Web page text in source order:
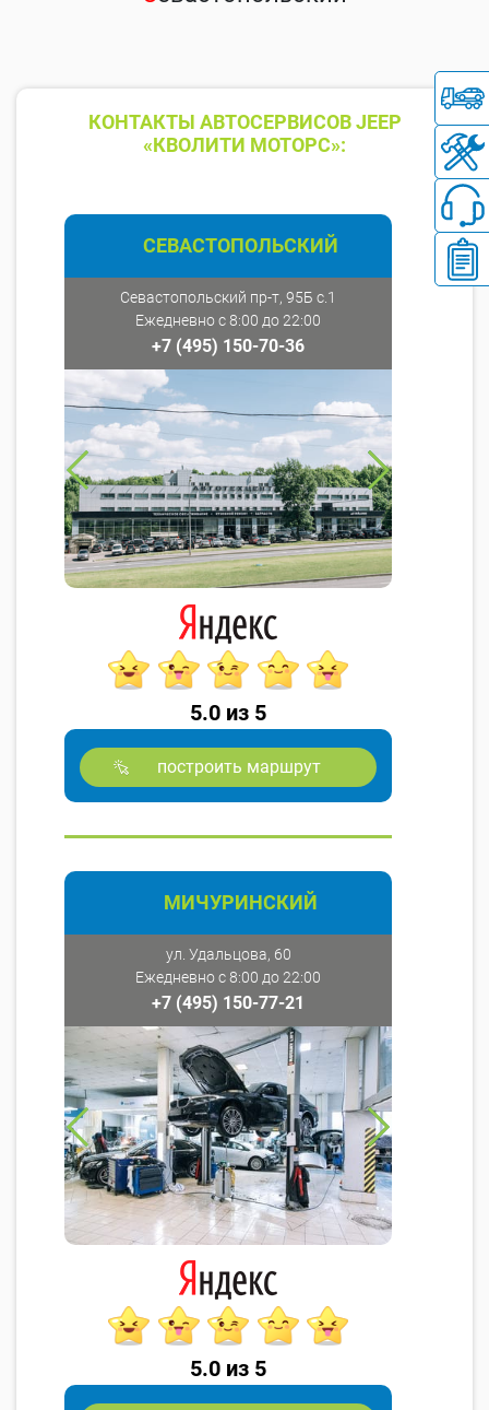
КОНТАКТЫ АВТОСЕРВИСОВ JEEP
«КВОЛИТИ МОТОРС»:
СЕВАСТОПОЛЬСКИЙ
Севастопольский пр-т, 95Б с.1
Ежедневно с 8:00 до 22:00
+7 (495) 150-70-36
5.0 из 5
построить маршрут
МИЧУРИНСКИЙ
ул. Удальцова, 60
Ежедневно с 8:00 до 22:00
+7 (495) 150-77-21
5.0 из 5